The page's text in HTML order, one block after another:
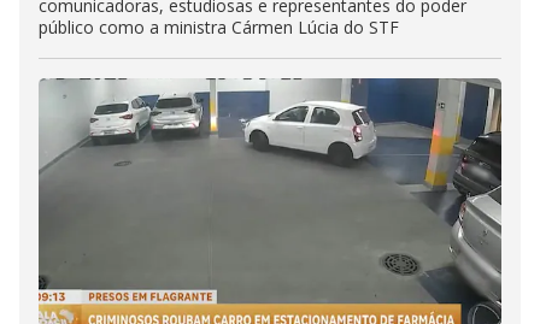
comunicadoras, estudiosas e representantes do poder
público como a ministra Cármen Lúcia do STF